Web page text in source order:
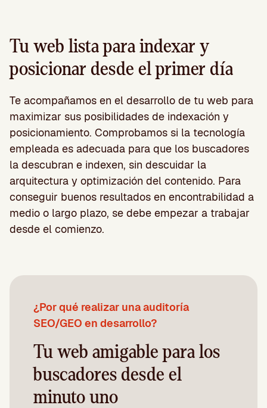
Tu web lista para indexar y
posicionar desde el primer día
Te acompañamos en el desarrollo de tu web para
maximizar sus posibilidades de indexación y
posicionamiento. Comprobamos si la tecnología
empleada es adecuada para que los buscadores
la descubran e indexen, sin descuidar la
arquitectura y optimización del contenido. Para
conseguir buenos resultados en encontrabilidad a
medio o largo plazo, se debe empezar a trabajar
desde el comienzo.
¿Por qué realizar una auditoría
SEO/GEO en desarrollo?
Tu web amigable para los
buscadores desde el
minuto uno